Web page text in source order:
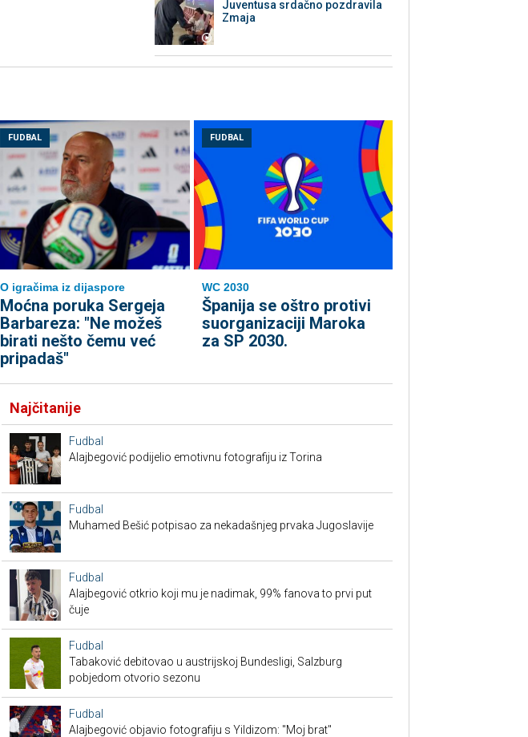
Juventusa srdačno pozdravila
Zmaja
FUDBAL
O igračima iz dijaspore
Moćna poruka Sergeja
Barbareza: "Ne možeš
birati nešto čemu već
pripadaš"
FUDBAL
WC 2030
Španija se oštro protivi
suorganizaciji Maroka
za SP 2030.
Najčitanije
Fudbal
Alajbegović podijelio emotivnu fotografiju iz Torina
Fudbal
Muhamed Bešić potpisao za nekadašnjeg prvaka Jugoslavije
Fudbal
Alajbegović otkrio koji mu je nadimak, 99% fanova to prvi put
čuje
Fudbal
Tabaković debitovao u austrijskoj Bundesligi, Salzburg
pobjedom otvorio sezonu
Fudbal
Alajbegović objavio fotografiju s Yildizom: "Moj brat"